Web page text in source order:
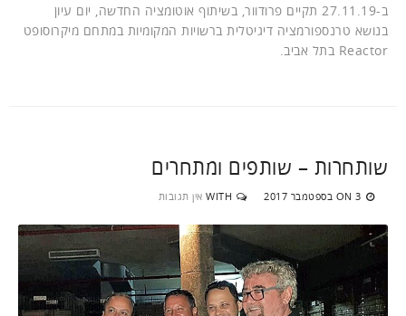
ב-27.11.19 תקיים פרודוור, בשיתוף אוטומציה החדשה, יום עיון
בנושא טרנספורמציה דיגיטלית ברשויות המקומיות במתחם מיקרוסופט
Reactor בתל אביב.
שותחרות – שותפים ומתחרים
ON 3 בספטמבר 2017 WITH אין תגובות